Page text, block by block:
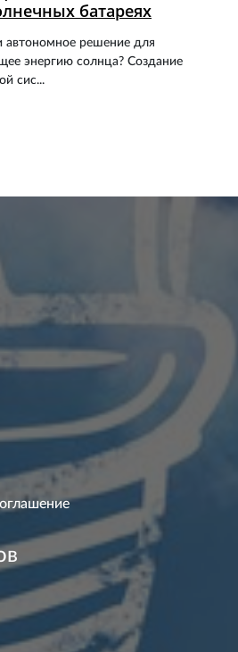
батареях
автономное решение для
энергию солнца? Создание
сис...